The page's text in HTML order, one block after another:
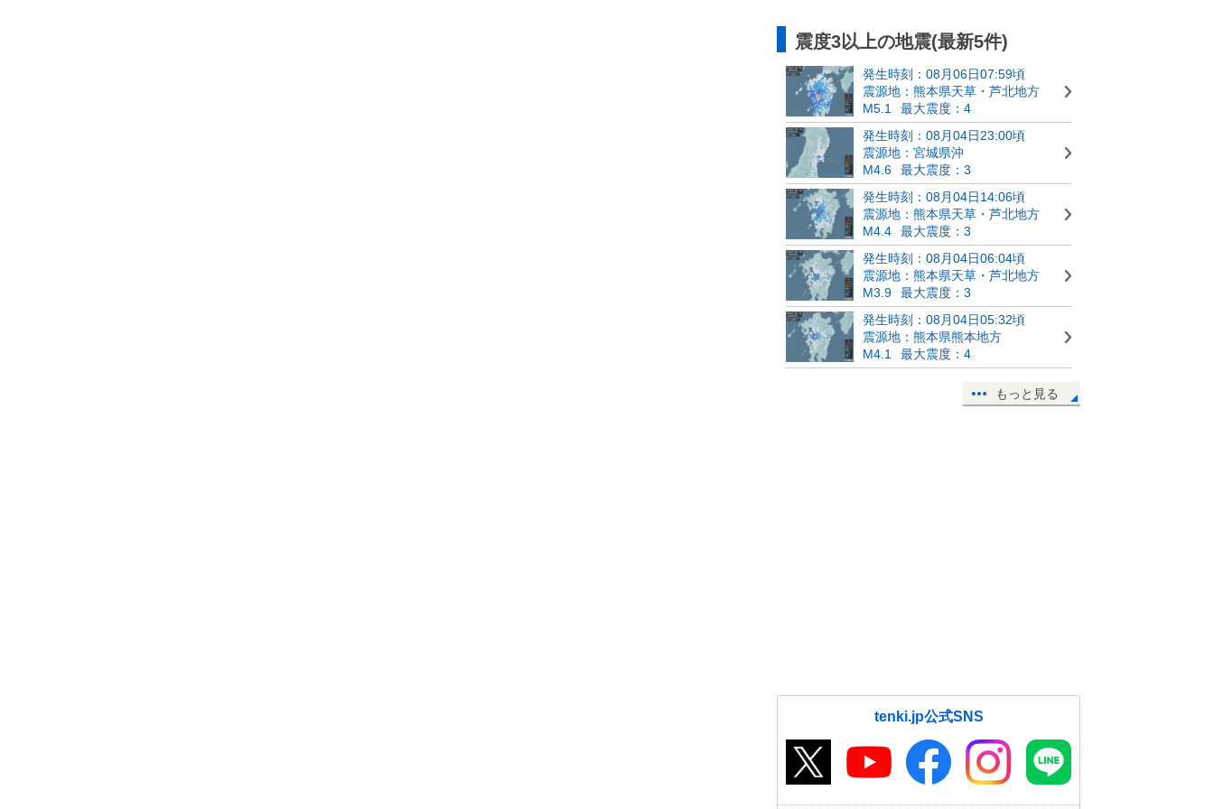
震度3以上の地震(最新5件)
発生時刻：08月06日07:59頃
震源地：熊本県天草・芦北地方
M5.1
最大震度：4
発生時刻：08月04日23:00頃
震源地：宮城県沖
M4.6
最大震度：3
発生時刻：08月04日14:06頃
震源地：熊本県天草・芦北地方
M4.4
最大震度：3
発生時刻：08月04日06:04頃
震源地：熊本県天草・芦北地方
M3.9
最大震度：3
発生時刻：08月04日05:32頃
震源地：熊本県熊本地方
M4.1
最大震度：4
もっと見る
tenki.jp公式SNS